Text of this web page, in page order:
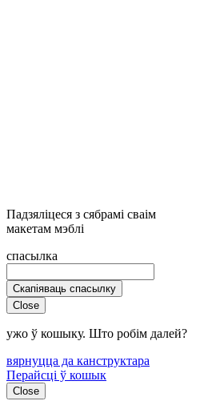
Падзяліцеся з сябрамі сваім
макетам мэблі
спасылка
Скапіяваць спасылку
Close
ужо ў кошыку. Што робім далей?
вярнуцца да канструктара
Перайсці ў кошык
Close